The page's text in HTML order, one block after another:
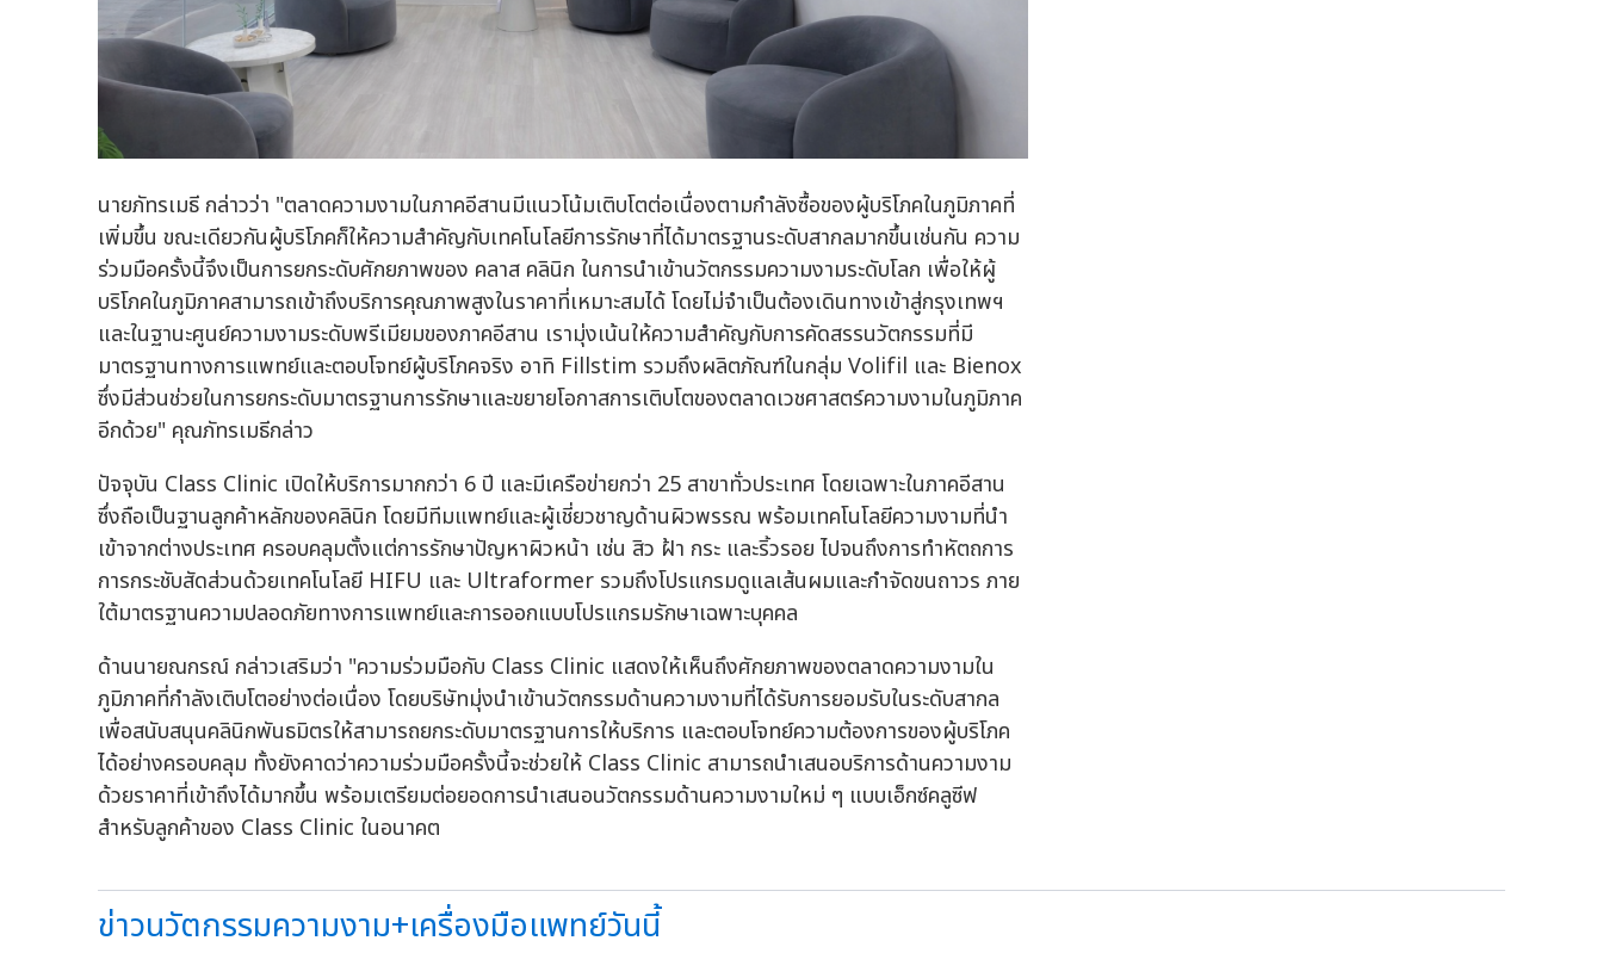
นายภัทรเมธี กล่าวว่า "ตลาดความงามในภาคอีสานมีแนวโน้มเติบโตต่อเนื่องตามกำลังซื้อของผู้บริโภคในภูมิภาคที่
เพิ่มขึ้น ขณะเดียวกันผู้บริโภคก็ให้ความสำคัญกับเทคโนโลยีการรักษาที่ได้มาตรฐานระดับสากลมากขึ้นเช่นกัน ความ
ร่วมมือครั้งนี้จึงเป็นการยกระดับศักยภาพของ คลาส คลินิก ในการนำเข้านวัตกรรมความงามระดับโลก เพื่อให้ผู้
บริโภคในภูมิภาคสามารถเข้าถึงบริการคุณภาพสูงในราคาที่เหมาะสมได้ โดยไม่จำเป็นต้องเดินทางเข้าสู่กรุงเทพฯ
และในฐานะศูนย์ความงามระดับพรีเมียมของภาคอีสาน เรามุ่งเน้นให้ความสำคัญกับการคัดสรรนวัตกรรมที่มี
มาตรฐานทางการแพทย์และตอบโจทย์ผู้บริโภคจริง อาทิ Fillstim รวมถึงผลิตภัณฑ์ในกลุ่ม Volifil และ Bienox
ซึ่งมีส่วนช่วยในการยกระดับมาตรฐานการรักษาและขยายโอกาสการเติบโตของตลาดเวชศาสตร์ความงามในภูมิภาค
อีกด้วย" คุณภัทรเมธีกล่าว
ปัจจุบัน Class Clinic เปิดให้บริการมากกว่า 6 ปี และมีเครือข่ายกว่า 25 สาขาทั่วประเทศ โดยเฉพาะในภาคอีสาน
ซึ่งถือเป็นฐานลูกค้าหลักของคลินิก โดยมีทีมแพทย์และผู้เชี่ยวชาญด้านผิวพรรณ พร้อมเทคโนโลยีความงามที่นำ
เข้าจากต่างประเทศ ครอบคลุมตั้งแต่การรักษาปัญหาผิวหน้า เช่น สิว ฝ้า กระ และริ้วรอย ไปจนถึงการทำหัตถการ
การกระชับสัดส่วนด้วยเทคโนโลยี HIFU และ Ultraformer รวมถึงโปรแกรมดูแลเส้นผมและกำจัดขนถาวร ภาย
ใต้มาตรฐานความปลอดภัยทางการแพทย์และการออกแบบโปรแกรมรักษาเฉพาะบุคคล
ด้านนายณกรณ์ กล่าวเสริมว่า "ความร่วมมือกับ Class Clinic แสดงให้เห็นถึงศักยภาพของตลาดความงามใน
ภูมิภาคที่กำลังเติบโตอย่างต่อเนื่อง โดยบริษัทมุ่งนำเข้านวัตกรรมด้านความงามที่ได้รับการยอมรับในระดับสากล
เพื่อสนับสนุนคลินิกพันธมิตรให้สามารถยกระดับมาตรฐานการให้บริการ และตอบโจทย์ความต้องการของผู้บริโภค
ได้อย่างครอบคลุม ทั้งยังคาดว่าความร่วมมือครั้งนี้จะช่วยให้ Class Clinic สามารถนำเสนอบริการด้านความงาม
ด้วยราคาที่เข้าถึงได้มากขึ้น พร้อมเตรียมต่อยอดการนำเสนอนวัตกรรมด้านความงามใหม่ ๆ แบบเอ็กซ์คลูซีฟ
สำหรับลูกค้าของ Class Clinic ในอนาคต
ข่าวนวัตกรรมความงาม+เครื่องมือแพทย์วันนี้